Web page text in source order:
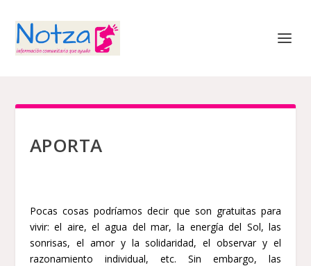
APORTA
Pocas cosas podríamos decir que son gratuitas para
vivir: el aire, el agua del mar, la energía del Sol, las
sonrisas, el amor y la solidaridad, el observar y el
razonamiento individual, etc. Sin embargo, las